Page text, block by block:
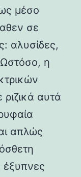
μέσο
σε
αλυσίδες,
η
αυτά
απλώς
έξυπνες